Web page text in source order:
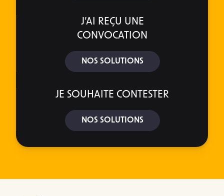
J’AI REÇU UNE
CONVOCATION
NOS SOLUTIONS
JE SOUHAITE CONTESTER
NOS SOLUTIONS